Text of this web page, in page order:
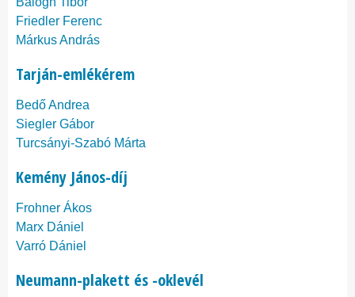
Friedler Ferenc
Márkus András
Tarján-emlékérem
Bedő Andrea
Siegler Gábor
Turcsányi-Szabó Márta
Kemény János-díj
Frohner Ákos
Marx Dániel
Varró Dániel
Neumann-plakett és -oklevél